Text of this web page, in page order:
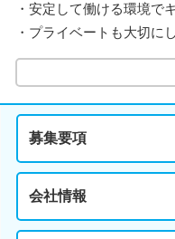
・安定して働ける環境で
・プライベートも大切に
募集要項
会社情報